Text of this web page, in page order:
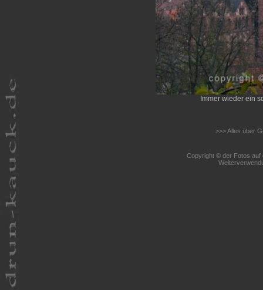
Immer wieder ein
>>> Alles über
Copyright © der Fotos auf